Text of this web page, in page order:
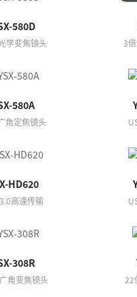
580D
学变焦镜头 3倍
580A
角定焦镜头
HD620
高速传输
308R
角变焦镜头 22